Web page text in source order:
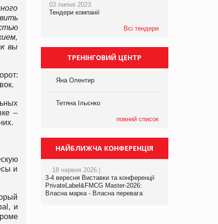
вы
–
и
и
03 липня 2023
Тендери компанії
Всі тендери
ТРЕНІНГОВИЙ ЦЕНТР
Яна Олентир
Тетяна Ільєнко
повний список
НАЙБЛИЖЧА КОНФЕРЕНЦІЯ
18 червня 2026 |
3-4 вересня Виставки та конференції
PrivateLabel&FMCG Master-2026:
Власна марка - Власна перевага